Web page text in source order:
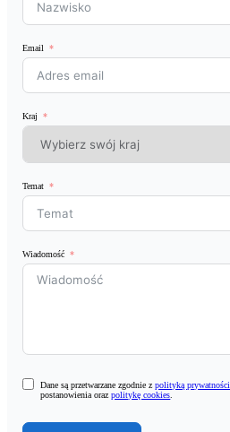
Email
Kraj
Temat
Wiadomość
Dane są przetwarzane zgodnie zpolityką prywatności
postanowienia orazpolitykę cookies